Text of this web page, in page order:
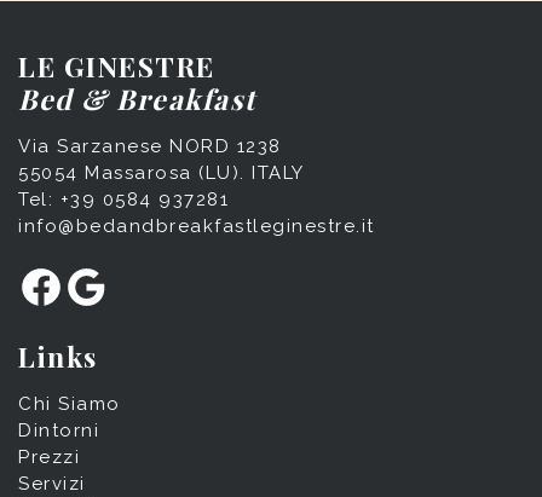
LE GINESTRE
Bed & Breakfast
Via Sarzanese NORD 1238
55054 Massarosa (LU). ITALY
Tel: +39 0584 937281
info@bedandbreakfastleginestre.it
Facebook Google
Links
Chi Siamo
Dintorni
Prezzi
Servizi